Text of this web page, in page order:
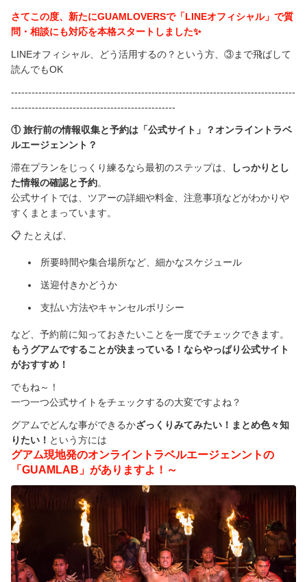
短期留学・ホームステイ・英会話
グアムのお土産
グアム滞在をサポート
ローカルと交流できるワークショップ
旅の情報
グアム基本情報
グアム旅情報集めはここから
日本から一番近いアメリカ🇺🇸！
ブログを読む
グアムで英語体験
グアムおすすめお土産
グアムで遊ぶ！
渡航情報・入国書類
グアムでワークショップ！
グアムラボ限定ツアー
さてこの度、 新たにGUAMLOVERSで「LINEオフィシャル」で質
問・相談にも対応を本格スタートしました✨
LINEオフィシャル、どう活用するの？という方、③まで飛ばして
読んでもOK
-----------------------------------------------------------------------------------
------------------------------------------------
① 旅行前の情報収集と予約は「公式サイト」？オンライントラベ
ルエージェンント？
滞在プランをじっくり練るなら最初のステップは、
しっかりとし
た情報の確認と予約。
公式サイトでは、ツアーの詳細や料金、注意事項などがわかりや
すくまとまっています。
📋 たとえば、
所要時間や集合場所など、細かなスケジュール
送迎付きかどうか
支払い方法やキャンセルポリシー
など、予約前に知っておきたいことを一度でチェックできます。
もうグアムですることが決まっている！ならやっぱり公式サイト
がおすすめ！
でもね～！
一つ一つ公式サイトをチェックするの大変ですよね？
グアムでどんな事ができるかざっくりみてみたい！まとめ色々知
りたい！ という方には
グアム現地発のオンライントラベルエージェンントの
「 GUAMLAB」 がありますよ！～